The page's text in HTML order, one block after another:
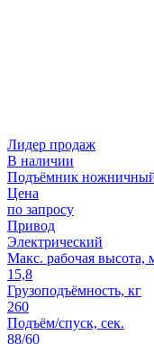
Лидер продаж
В наличии
Подъёмник ножничный
Цена
по запросу
Привод
Электрический
Макс. рабочая высота,
15,8
Грузоподъёмность, кг
260
Подъём/спуск, сек.
88/60